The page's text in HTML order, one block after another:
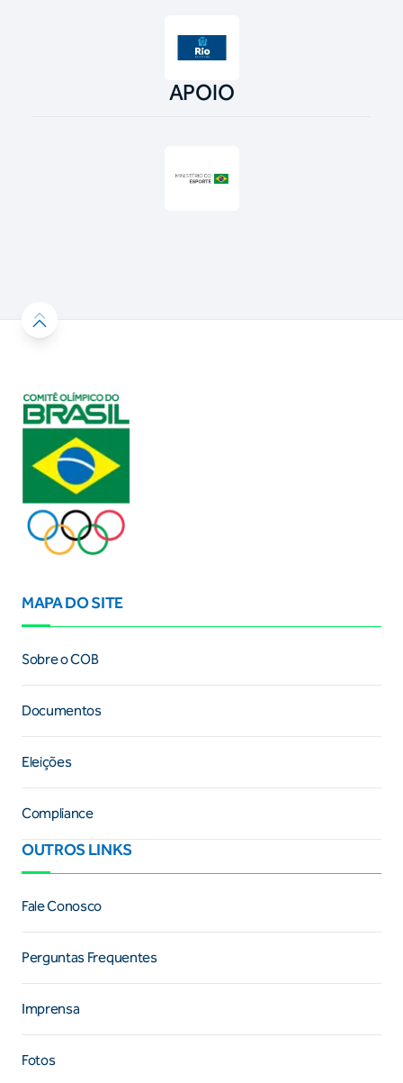
APOIO
MAPA DO SITE
Sobre o COB
Documentos
Eleições
Compliance
OUTROS LINKS
Fale Conosco
Perguntas Frequentes
Imprensa
Fotos